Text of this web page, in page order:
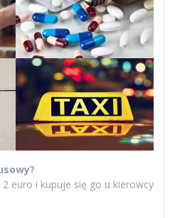
euro i kupuje się go u kierowcy